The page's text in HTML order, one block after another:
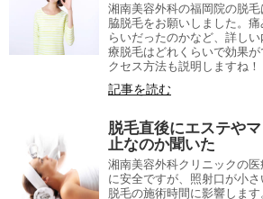
湘南美容外科の福岡院の脱
脇脱毛をお願いしました。
らいだったのかなど、詳し
療脱毛はどれくらいで効果
クセス方法も説明しますね！
記事を読む
脱毛直後にエステや
止なのか聞いた
湘南美容外科クリニックの
に安全ですが、照射口が小さ
脱毛の施術時間に影響しま